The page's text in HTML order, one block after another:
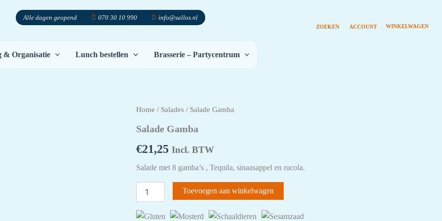
Alle dagen geopend 070 30 10 990 info@sallos.nl
& Organisatie Lunch bestellen Brasserie – Partycentrum
Home / Salades / Salade Gamba
Salade Gamba
€21,25 Incl. BTW
Salade met 8 gamba’s , Tequila, sinaasappel en rucola.
Gamba
Toevoegen aan winkelwagen